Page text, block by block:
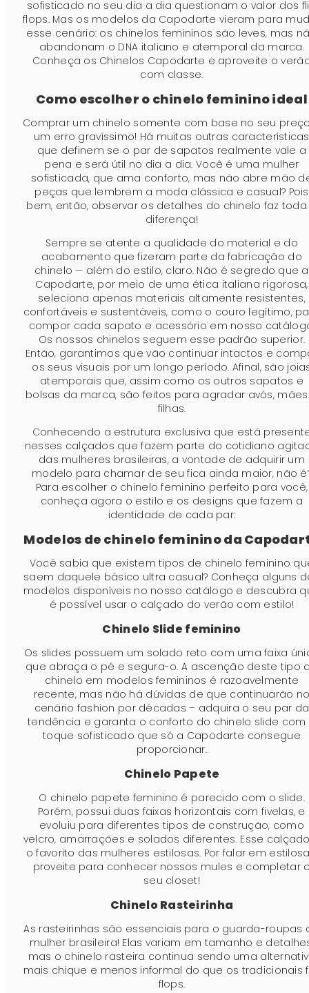
sofisticado no seu dia a dia questionam o valor dos
flops. Mas os modelos da Capodarte vieram para
esse cenário: os chinelos femininos são leves, mas
abandonam o DNA italiano e atemporal da marca.
Conheça os Chinelos Capodarte e aproveite o
com classe.
Como escolher o chinelo feminino ideal
Comprar um chinelo somente com base no seu
um erro gravíssimo! Há muitas outras características
que definem se o par de sapatos realmente vale a
pena e será útil no dia a dia. Você é uma mulher
sofisticada, que ama conforto, mas não abre mão
peças que lembrem a moda clássica e casual? Pois
bem, então, observar os detalhes do chinelo faz
diferença!
Sempre se atente a qualidade do material e do
acabamento que fizeram parte da fabricação do
chinelo — além do estilo, claro. Não é segredo que a
Capodarte, por meio de uma ética italiana rigorosa,
seleciona apenas materiais altamente resistentes,
confortáveis e sustentáveis, como o couro legítimo,
compor cada sapato e acessório em nosso
Os nossos chinelos seguem esse padrão superior.
Então, garantimos que vão continuar intactos e
os seus visuais por um longo período. Afinal, são
atemporais que, assim como os outros sapatos e
bolsas da marca, são feitos para agradar avós,
filhas.
Conhecendo a estrutura exclusiva que está
nesses calçados que fazem parte do cotidiano
das mulheres brasileiras, a vontade de adquirir um
modelo para chamar de seu fica ainda maior, não
Para escolher o chinelo feminino perfeito para você,
conheça agora o estilo e os designs que fazem a
identidade de cada par:
Modelos de chinelo feminino da
Você sabia que existem tipos de chinelo feminino
saem daquele básico ultra casual? Conheça alguns
modelos disponíveis no nosso catálogo e descubra
é possível usar o calçado do verão com estilo!
Chinelo Slide feminino
Os slides possuem um solado reto com uma faixa
que abraça o pé e segura-o. A ascenção deste tipo
chinelo em modelos femininos é razoavelmente
recente, mas não há dúvidas de que continuarão
cenário fashion por décadas – adquira o seu par da
tendência e garanta o conforto do chinelo slide com
toque sofisticado que só a Capodarte consegue
proporcionar.
Chinelo Papete
O chinelo papete feminino é parecido com o slide.
Porém, possui duas faixas horizontais com fivelas, e
evoluiu para diferentes tipos de construção, como
velcro, amarrações e solados diferentes. Esse
o favorito das mulheres estilosas. Por falar em
proveite para conhecer nossos mules e completar
seu closet!
Chinelo Rasteirinha
As rasteirinhas são essenciais para o guarda-roupas
mulher brasileira! Elas variam em tamanho e
mas o chinelo rasteira continua sendo uma
mais chique e menos informal do que os tradicionais
flops.